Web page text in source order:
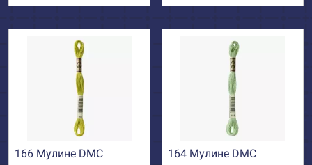
166 Мулине DMC 164 Мулине DMC